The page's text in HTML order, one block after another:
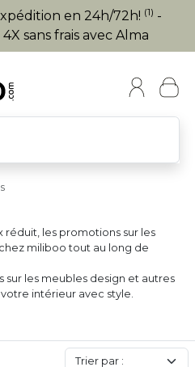
en 24h/72h! (1) -
sans frais avec Alma
réduit, les promotions sur les
miliboo tout au long de
les meubles design et autres
intérieur avec style.